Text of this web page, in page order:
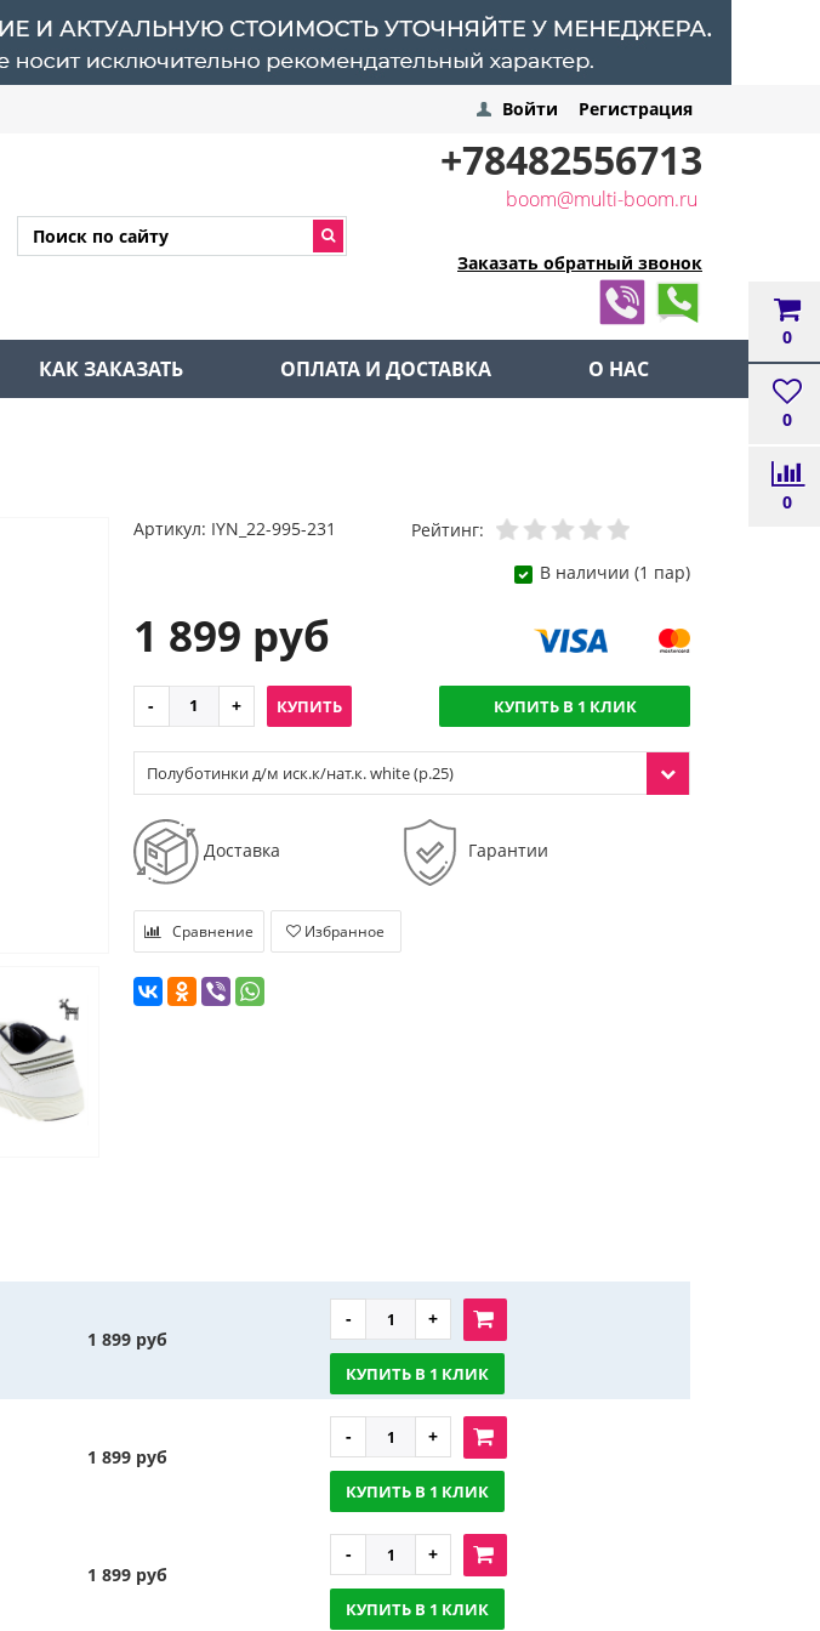
0
0
0
Войти Регистрация
+78482556713
boom@multi-boom.ru
Заказать обратный звонок
КАК ЗАКАЗАТЬ ОПЛАТА И ДОСТАВКА О НАС
Артикул: IYN_22-995-231
Рейтинг:
В наличии (1 пар)
1 899 руб
КУПИТЬ КУПИТЬ В 1 КЛИК
Полуботинки д/м иск.к/нат.к. white (р.25)
Доставка Гарантии
Сравнение Избранное
1 899 руб
КУПИТЬ В 1 КЛИК
1 899 руб
КУПИТЬ В 1 КЛИК
1 899 руб
КУПИТЬ В 1 КЛИК